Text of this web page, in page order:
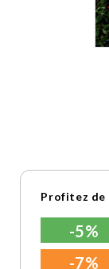
Profitez de
-5%
-7%